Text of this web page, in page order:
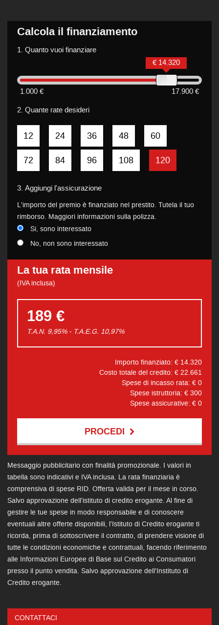
Calcola il finanziamento
1. Quanto vuoi finanziare
1.000 € 17.900 €
€ 14.320
2. Quante rate desideri
12 24 36 48 60
72 84 96 108 120
3. Aggiungi l'assicurazione
L'importo del premio è finanziato nel prestito. Tutela il tuo
rimborso. Maggiori informazioni sulla polizza.
Si, sono interessato
No, non sono interessato
La tua rata mensile
(IVA inclusa)
189 €
T.A.N. 9,95% - T.A.E.G. 10,97%
Importo finanziato: € 14.320
Costo totale del credito: € 22.661
Spese di incasso rata: € 0
Spese istruttoria: € 300
Spese assicurative: € 0
PROCEDI
Contattaci
Messaggio pubblicitario con finalità promozionale. I valori in
tabella sono indicativi e IVA inclusa. La rata finanziaria è
comprensiva di spese RID. Offerta valida per il mese in corso.
Salvo approvazione dell'istituto di credito erogante. Al fine di
gestire le tue spese in modo responsabile e di conoscere
eventuali altre offerte disponibili, l'Istituto di Credito erogante ti
ricorda, prima di sottoscrivere il contratto, di prendere visione di
tutte le condizioni economiche e contrattuali, facendo riferimento
alle Informazioni Europee di Base sul Credito ai Consumatori
presso il punto vendita. Salvo approvazione dell'Instituto di
Credito erogante.
CONTATTACI